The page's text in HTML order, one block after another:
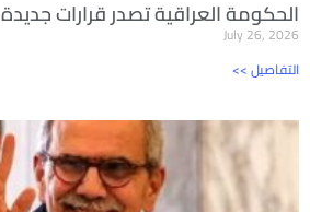
الحكومة العراقية تصدر قرارات جديدة
July 26, 2026
<< التفاصيل